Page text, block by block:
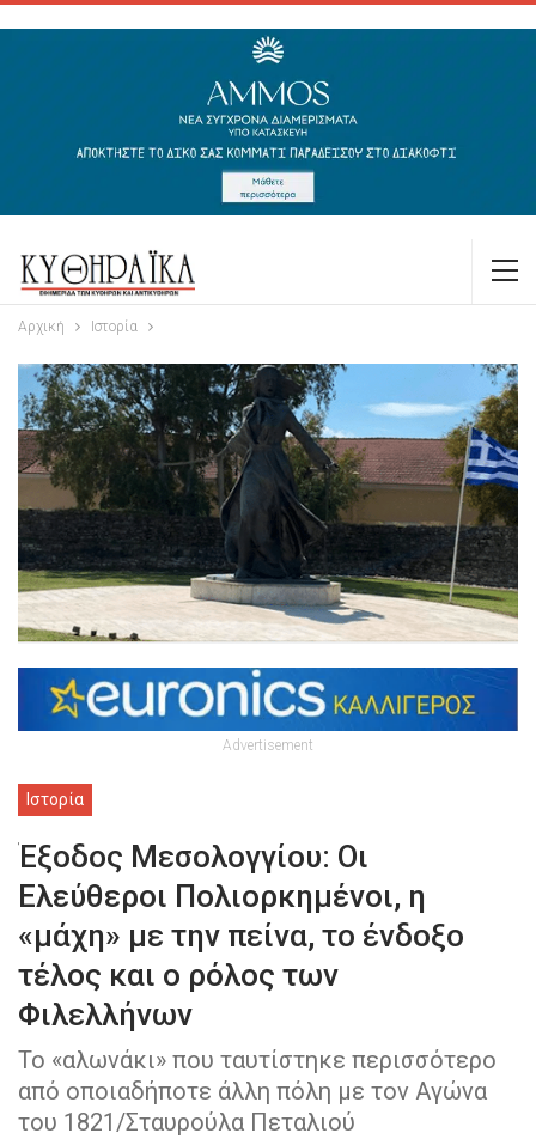
Αρχική Ιστορία
Advertisement
Ιστορία
Έξοδος Μεσολογγίου: Οι
Ελεύθεροι Πολιορκημένοι, η
«μάχη» με την πείνα, το ένδοξο
τέλος και ο ρόλος των
Φιλελλήνων
Το «αλωνάκι» που ταυτίστηκε περισσότερο
από οποιαδήποτε άλλη πόλη με τον Αγώνα
του 1821/Σταυρούλα Πεταλιού